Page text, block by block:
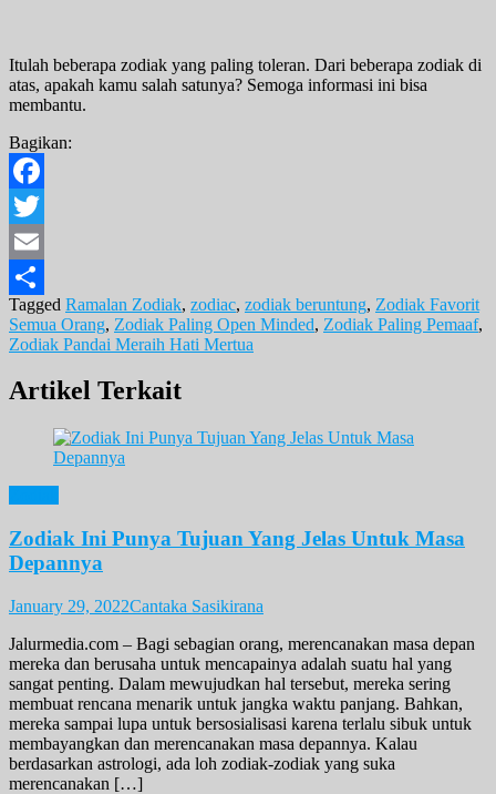
Itulah beberapa zodiak yang paling toleran. Dari beberapa zodiak di
atas, apakah kamu salah satunya? Semoga informasi ini bisa
membantu.
Bagikan:
Facebook
Twitter
Email
Share
Tagged Ramalan Zodiak, zodiac, zodiak beruntung, Zodiak Favorit
Semua Orang, Zodiak Paling Open Minded, Zodiak Paling Pemaaf,
Zodiak Pandai Meraih Hati Mertua
Artikel Terkait
Zodiak Ini Punya Tujuan Yang Jelas Untuk Masa
Depannya
January 29, 2022Cantaka Sasikirana
Jalurmedia.com – Bagi sebagian orang, merencanakan masa depan
mereka dan berusaha untuk mencapainya adalah suatu hal yang
sangat penting. Dalam mewujudkan hal tersebut, mereka sering
membuat rencana menarik untuk jangka waktu panjang. Bahkan,
mereka sampai lupa untuk bersosialisasi karena terlalu sibuk untuk
membayangkan dan merencanakan masa depannya. Kalau
berdasarkan astrologi, ada loh zodiak-zodiak yang suka
merencanakan […]